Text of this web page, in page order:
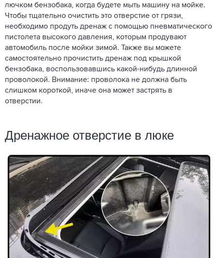
лючком бензобака, когда будете мыть машину на мойке.
Чтобы тщательно очистить это отверстие от грязи,
необходимо продуть дренаж с помощью пневматического
пистолета высокого давления, которым продувают
автомобиль после мойки зимой. Также вы можете
самостоятельно прочистить дренаж под крышкой
бензобака, воспользовавшись какой-нибудь длинной
проволокой. Внимание: проволока не должна быть
слишком короткой, иначе она может застрять в
отверстии.
Дренажное отверстие в люке